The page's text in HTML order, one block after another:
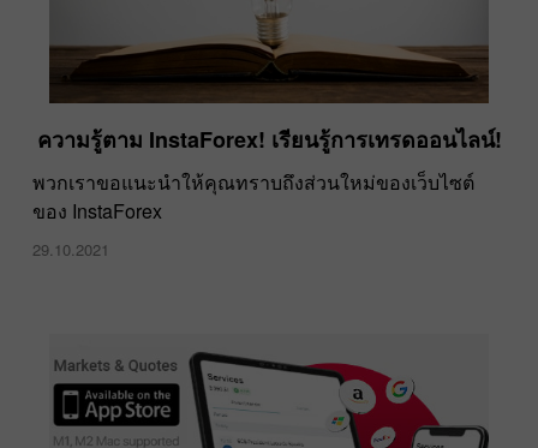
ความรู้ตาม InstaForex! เรียนรู้การเทรดออนไลน์!
พวกเราขอแนะนำให้คุณทราบถึงส่วนใหม่ของเว็บไซต์
ของ InstaForex
29.10.2021